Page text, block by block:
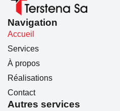
Navigation
Accueil
Services
À propos
Réalisations
Contact
Autres services